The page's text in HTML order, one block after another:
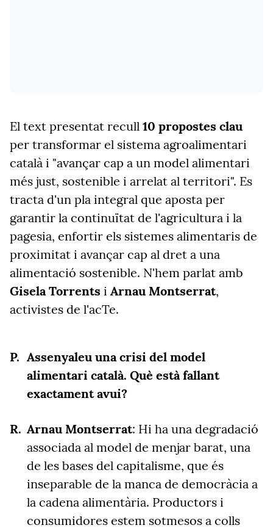
El text presentat recull 10 propostes clau
per transformar el sistema agroalimentari
català i "avançar cap a un model alimentari
més just, sostenible i arrelat al territori". Es
tracta d'un pla integral que aposta per
garantir la continuïtat de l'agricultura i la
pagesia, enfortir els sistemes alimentaris de
proximitat i avançar cap al dret a una
alimentació sostenible. N'hem parlat amb
Gisela Torrents i Arnau Montserrat,
activistes de l'acTe.
Assenyaleu una crisi del model
alimentari català. Què està fallant
exactament avui?
Arnau Montserrat: Hi ha una degradació
associada al model de menjar barat, una
de les bases del capitalisme, que és
inseparable de la manca de democràcia a
la cadena alimentària. Productors i
consumidores estem sotmesos a colls